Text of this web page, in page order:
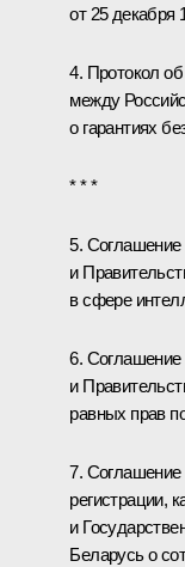
от 25 декабря
4. Протокол
между
о гарантиях
* * *
5.
и
в сфере
6.
и
равных прав
7.
регистрации,
и
Беларусь о